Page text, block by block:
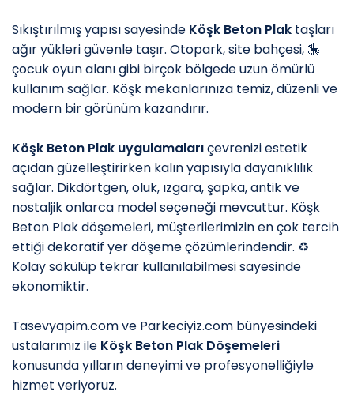
Sıkıştırılmış yapısı sayesinde Köşk Beton Plak taşları
ağır yükleri güvenle taşır. Otopark, site bahçesi, 🎠
çocuk oyun alanı gibi birçok bölgede uzun ömürlü
kullanım sağlar. Köşk mekanlarınıza temiz, düzenli ve
modern bir görünüm kazandırır.
Köşk Beton Plak uygulamalarıçevrenizi estetik
açıdan güzelleştirirken kalın yapısıyla dayanıklılık
sağlar. Dikdörtgen, oluk, ızgara, şapka, antik ve
nostaljik onlarca model seçeneği mevcuttur. Köşk
Beton Plak döşemeleri, müşterilerimizin en çok tercih
ettiği dekoratif yer döşeme çözümlerindendir. ♻️
Kolay sökülüp tekrar kullanılabilmesi sayesinde
ekonomiktir.
Tasevyapim.com ve Parkeciyiz.com bünyesindeki
ustalarımız ile Köşk Beton Plak Döşemeleri
konusunda yılların deneyimi ve profesyonelliğiyle
hizmet veriyoruz.